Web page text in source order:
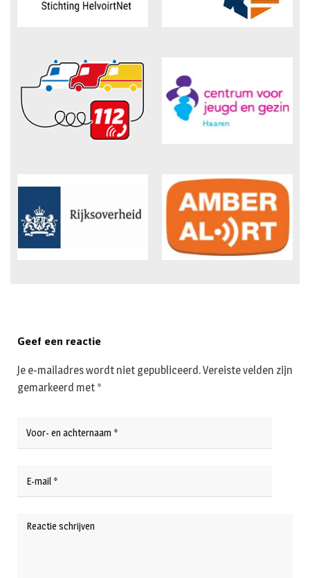
Geef een reactie
Je e-mailadres wordt niet gepubliceerd.Vereiste velden zijn
gemarkeerd met *